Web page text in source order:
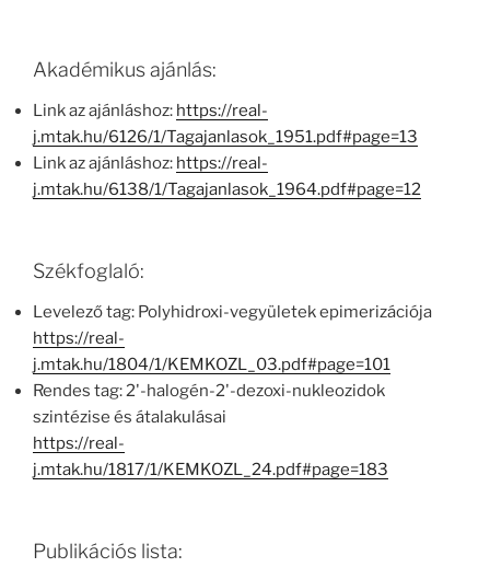
Akadémikus ajánlás:
Link az ajánláshoz: https://real-
j.mtak.hu/6126/1/Tagajanlasok_1951.pdf#page=13
Link az ajánláshoz: https://real-
j.mtak.hu/6138/1/Tagajanlasok_1964.pdf#page=12
Székfoglaló:
Levelező tag: Polyhidroxi-vegyületek epimerizációja
https://real-
j.mtak.hu/1804/1/KEMKOZL_03.pdf#page=101
Rendes tag: 2'-halogén-2'-dezoxi-nukleozidok
szintézise és átalakulásai
https://real-
j.mtak.hu/1817/1/KEMKOZL_24.pdf#page=183
Publikációs lista: